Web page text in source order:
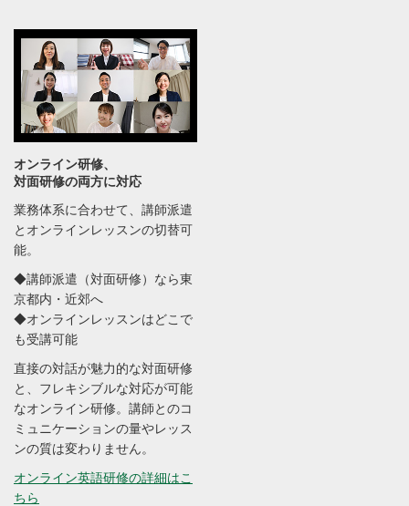
オンライン研修、
対面研修の両方に対応
業務体系に合わせて、講師派遣
とオンラインレッスンの切替可
能。
◆講師派遣（対面研修）なら東
京都内・近郊へ
◆オンラインレッスンはどこで
も受講可能
直接の対話が魅力的な対面研修
と、フレキシブルな対応が可能
なオンライン研修。講師とのコ
ミュニケーションの量やレッス
ンの質は変わりません。
オンライン英語研修の詳細はこ
ちら